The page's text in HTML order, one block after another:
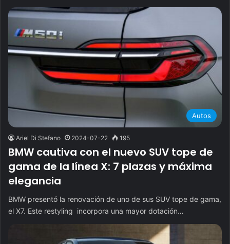
Autos
Ariel Di Stefano 2024-07-22 195
BMW cautiva con el nuevo SUV tope de
gama de la línea X: 7 plazas y máxima
elegancia
BMW presentó la renovación de uno de sus SUV tope de gama,
el X7. Este restyling incorpora una mayor dotación…